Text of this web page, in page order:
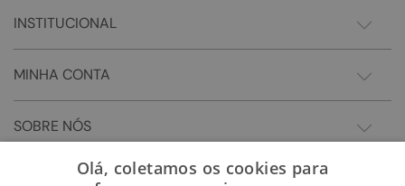
INSTITUCIONAL
MINHA CONTA
SOBRE NÓS
Olá, coletamos os cookies para